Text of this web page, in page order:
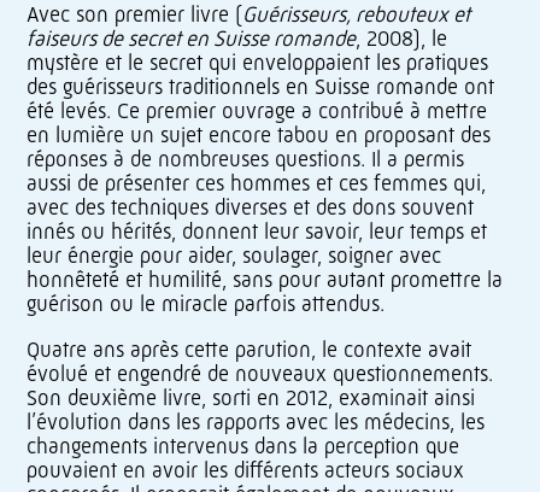
Avec son premier livre (Guérisseurs, rebouteux et
faiseurs de secret en Suisse romande, 2008), le
mystère et le secret qui enveloppaient les pratiques
des guérisseurs traditionnels en Suisse romande ont
été levés. Ce premier ouvrage a contribué à mettre
en lumière un sujet encore tabou en proposant des
réponses à de nombreuses questions. Il a permis
aussi de présenter ces hommes et ces femmes qui,
avec des techniques diverses et des dons souvent
innés ou hérités, donnent leur savoir, leur temps et
leur énergie pour aider, soulager, soigner avec
honnêteté et humilité, sans pour autant promettre la
guérison ou le miracle parfois attendus.
Quatre ans après cette parution, le contexte avait
évolué et engendré de nouveaux questionnements.
Son deuxième livre, sorti en 2012, examinait ainsi
l’évolution dans les rapports avec les médecins, les
changements intervenus dans la perception que
pouvaient en avoir les différents acteurs sociaux